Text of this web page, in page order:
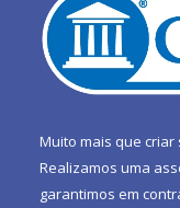
Muito mais que criar
Realizamos uma
garantimos em